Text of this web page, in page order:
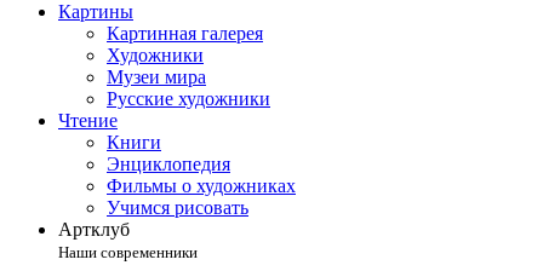
Картины
Картинная галерея
Художники
Музеи мира
Русские художники
Чтение
Книги
Энциклопедия
Фильмы о художниках
Учимся рисовать
Артклуб
Наши современники